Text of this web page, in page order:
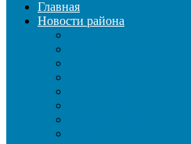
Главная
Новости района